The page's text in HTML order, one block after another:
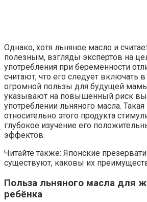
Однако, хотя льняное масло и
полезным, взгляды экспертов на
употребления при беременности
считают, что его следует включать
огромной пользы для будущей
указывают на повышенный риск
употреблении льняного масла.
относительно этого продукта
глубокое изучение его
эффектов.
Читайте также: Японские
существуют, каковы их
Польза льняного масла для
ребёнка